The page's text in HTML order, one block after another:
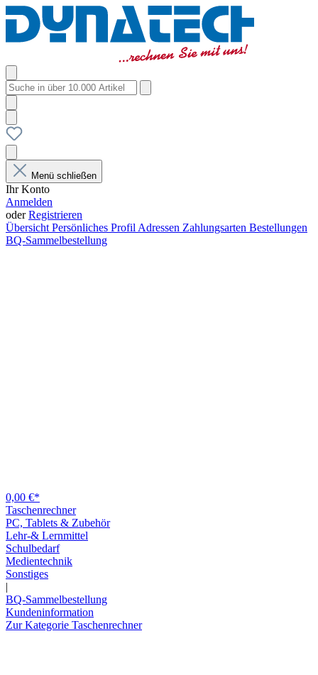
Menü schließen
Ihr Konto
Anmelden
oderRegistrieren
Übersicht Persönliches Profil Adressen Zahlungsarten Bestellungen
BQ-Sammelbestellung
0,00 €*
Taschenrechner
PC, Tablets & Zubehör
Lehr-& Lernmittel
Schulbedarf
Medientechnik
Sonstiges
|
BQ-Sammelbestellung
Kundeninformation
Zur Kategorie Taschenrechner